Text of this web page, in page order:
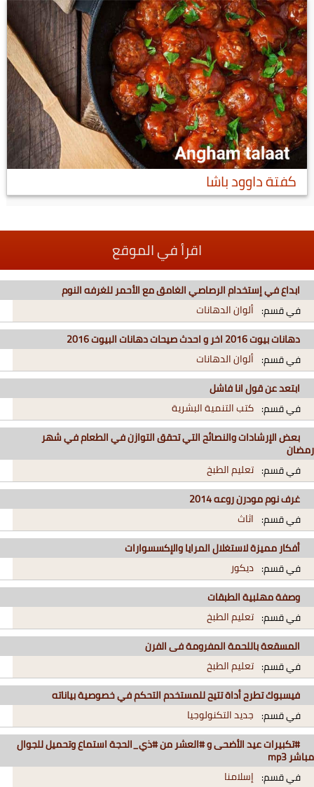
كفتة داوود باشا
اقرأ في الموقع
ابداع في إستخدام الرصاصي الغامق مع الأحمر للغرفه النوم
في قسم: ألوان الدهانات
دهانات بيوت 2016 اخر و احدث صيحات دهانات البيوت 2016
في قسم: ألوان الدهانات
ابتعد عن قول انا فاشل
في قسم: كتب التنمية البشرية
بعض الإرشادات والنصائح التي تحقق التوازن في الطعام في شهر
رمضان
في قسم: تعليم الطبخ
غرف نوم مودرن روعه 2014
في قسم: اثاث
أفكار مميزة لاستغلال المرايا والإكسسوارات
في قسم: ديكور
وصفة مهلبية الطبقات
في قسم: تعليم الطبخ
المسقعة باللحمة المفرومة فى الفرن
في قسم: تعليم الطبخ
فيسبوك تطرح أداة تتيح للمستخدم التحكم في خصوصية بياناته
في قسم: جديد التكنولوجيا
#تكبيرات عيد الأضحى و #العشر من #ذي_الحجة استماع وتحميل للجوال
مباشر mp3
في قسم: إسلامنا